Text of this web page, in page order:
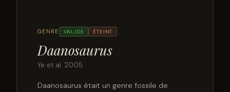
GENRE VALIDE ÉTEINT
Daanosaurus
Ye et al. 2005
Daanosaurus était un genre fossile de